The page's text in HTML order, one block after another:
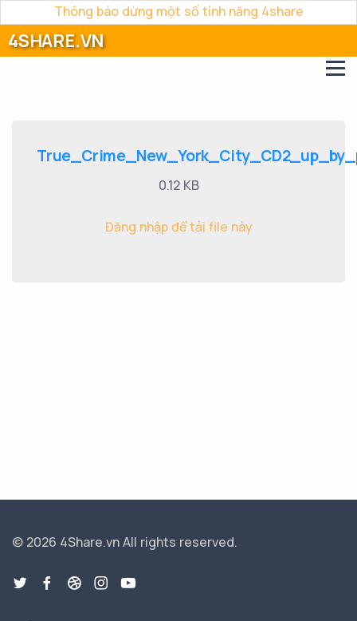
Thông báo dừng một số tính năng 4share
4SHARE.VN
0.12 KB
Đăng nhập để tải file này
© 2026 4Share.vnAll rights reserved.